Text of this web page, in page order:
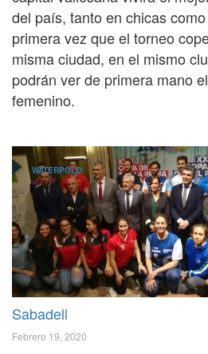
del país, tanto en chicas
primera vez que el torneo
misma ciudad, en el mismo
podrán ver de primera mano
femenino.
WATERPOLO
Sabadell
Febrero 19, 2020